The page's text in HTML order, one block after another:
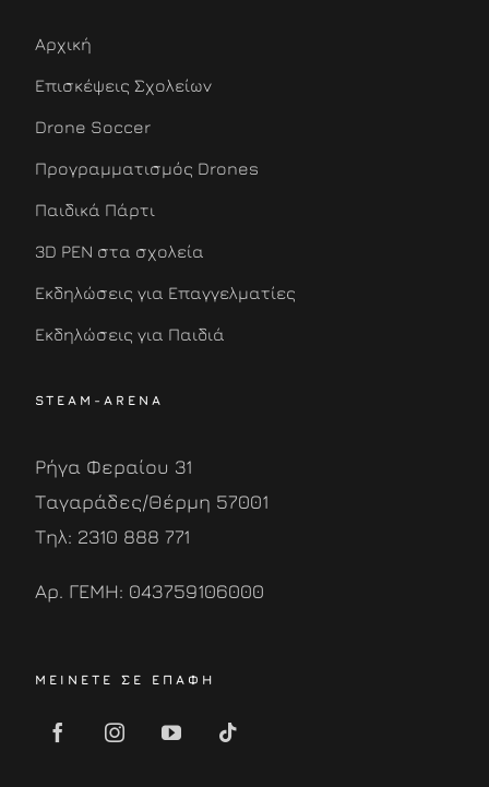
Αρχική
Επισκέψεις Σχολείων
Drone Soccer
Προγραμματισμός Drones
Παιδικά Πάρτι
3D PEN στα σχολεία
Εκδηλώσεις για Επαγγελματίες
Εκδηλώσεις για Παιδιά
STEAM-ARENA
Ρήγα Φεραίου 31
Ταγαράδες/Θέρμη 57001
Τηλ: 2310 888 771
Αρ. ΓΕΜΗ: 043759106000
ΜΕΙΝΕΤΕ ΣΕ ΕΠΑΦΗ